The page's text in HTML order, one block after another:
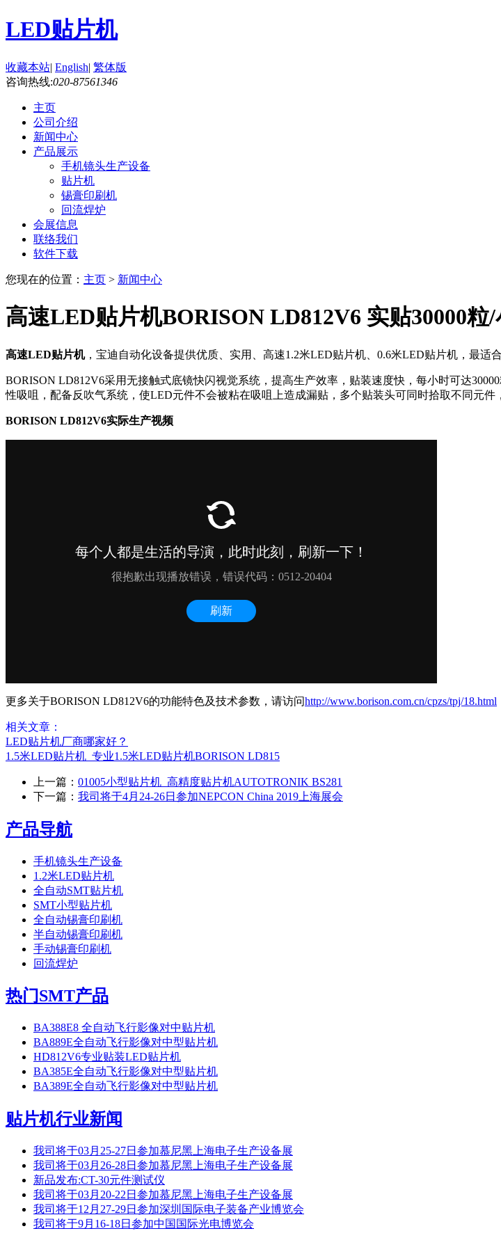
LED贴片机
收藏本站| English| 繁体版
咨询热线:020-87561346
主页
公司介绍
新闻中心
产品展示
手机镜头生产设备
贴片机
锡膏印刷机
回流焊炉
会展信息
联络我们
软件下载
您现在的位置： 主页 > 新闻中心
高速LED贴片机BORISON LD812V6 实贴30000粒
高速LED贴片机，宝迪自动化设备提供优质、实用、高速1.2米LED贴片机、0.6米LED贴片机，最适
BORISON LD812V6采用无接触式底镜快闪视觉系统，提高生产效率，贴装速度快，每小时可达
性吸咀，配备反吹气系统，使LED元件不会被粘在吸咀上造成漏贴，多个贴装头可同时拾取不同元件
BORISON LD812V6实际生产视频
更多关于BORISON LD812V6的功能特色及技术参数，请访问http://www.borison.com.cn/cpzs/tpj/18.html
相关文章：
LED贴片机厂商哪家好？
1.5米LED贴片机_专业1.5米LED贴片机BORISON LD815
上一篇： 01005小型贴片机_高精度贴片机AUTOTRONIK BS281
下一篇： 我司将于4月24-26日参加NEPCON China 2019上海展会
产品导航
手机镜头生产设备
1.2米LED贴片机
全自动SMT贴片机
SMT小型贴片机
全自动锡膏印刷机
半自动锡膏印刷机
手动锡膏印刷机
回流焊炉
热门SMT产品
BA388E8 全自动飞行影像对中贴片机
BA889E全自动飞行影像对中型贴片机
HD812V6专业贴装LED贴片机
BA385E全自动飞行影像对中型贴片机
BA389E全自动飞行影像对中型贴片机
贴片机行业新闻
我司将于03月25-27日参加慕尼黑上海电子生产设备展
我司将于03月26-28日参加慕尼黑上海电子生产设备展
新品发布:CT-30元件测试仪
我司将于03月20-22日参加慕尼黑上海电子生产设备展
我司将于12月27-29日参加深圳国际电子装备产业博览会
我司将于9月16-18日参加中国国际光电博览会